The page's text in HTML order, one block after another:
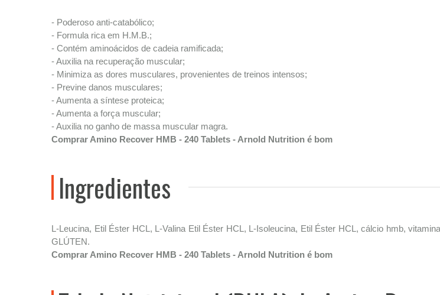
- Poderoso anti-catabólico;
- Formula rica em H.M.B.;
- Contém aminoácidos de cadeia ramificada;
- Auxilia na recuperação muscular;
- Minimiza as dores musculares, provenientes de treinos intensos;
- Previne danos musculares;
- Aumenta a síntese proteica;
- Aumenta a força muscular;
- Auxilia no ganho de massa muscular magra.
Comprar Amino Recover HMB - 240 Tablets - Arnold Nutrition é bom
Ingredientes
L-Leucina, Etil Éster HCL, L-Valina Etil Éster HCL, L-Isoleucina, Etil Éster HCL, cálcio hmb,
GLÚTEN.
Comprar Amino Recover HMB - 240 Tablets - Arnold Nutrition é bom